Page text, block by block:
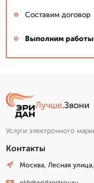
Составим договор
Выполним работы
Лучше.Звони
Услуги электронного
Контакты
Москва, Лесная